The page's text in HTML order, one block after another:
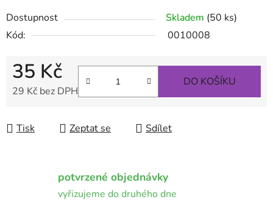
Dostupnost Skladem (50 ks)
Kód:
0010008
35 Kč
29 Kč bez DPH
DO KOŠÍKU
Tisk Zeptat se Sdílet
potvrzené objednávky
vyřizujeme do druhého dne